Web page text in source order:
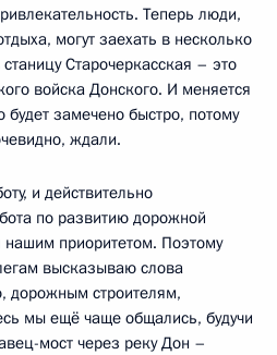
Теперь люди,
могут заехать в несколько
Старочеркасская – это
войска Донского. И меняется
замечено быстро, потому
ждали.
и действительно
по развитию дорожной
нашим приоритетом. Поэтому
высказываю слова
дорожным строителям,
мы ещё чаще общались, будучи
мост через реку Дон –